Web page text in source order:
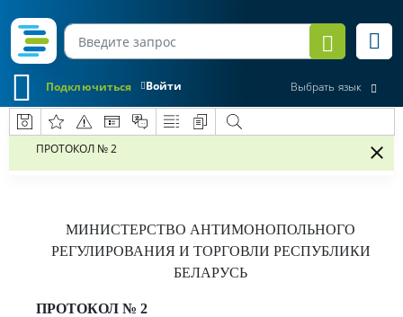
Войти
Подключиться Выбрать язык
ПРОТОКОЛ № 2
МИНИСТЕРСТВО АНТИМОНОПОЛЬНОГО
РЕГУЛИРОВАНИЯ И ТОРГОВЛИ РЕСПУБЛИКИ
БЕЛАРУСЬ
ПРОТОКОЛ № 2